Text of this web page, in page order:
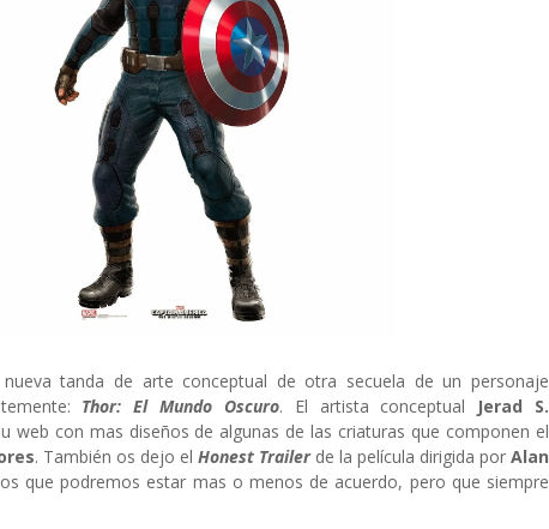
tanda de arte conceptual de otra secuela de un personaje
Thor: El Mundo Oscuro. El artista conceptual Jerad S.
web con mas diseños de algunas de las criaturas que componen el
. También os dejo el Honest Trailerde la película dirigida por Alan
que podremos estar mas o menos de acuerdo, pero que siempre